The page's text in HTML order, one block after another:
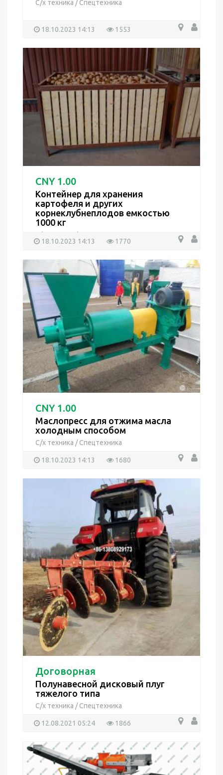
С/х техника / Спецтехника
18.10.2023 14:13 1553
CNY 1.00
Контейнер для хранения
картофеля и других
корнеклубнеплодов емкостью
1000 кг
С/х техника /
18.10.2023 14:13
1770
CNY 1.00
Маслопресс для отжима масла
холодным способом
С/х техника /Спецтехника
18.10.2023 14:13 1680
Договорная
Полунавесной дисковый плуг
тяжелого типа
С/х техника /Спецтехника
12.08.2021 05:24 1866